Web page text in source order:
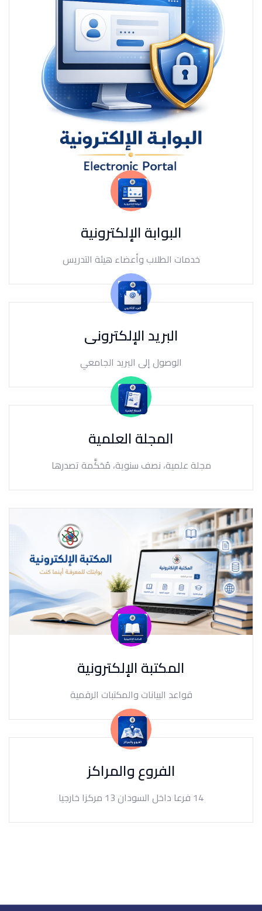
البوابة الإلكترونية
خدمات الطلاب وأعضاء هيئة التدريس
البريد الإلكترونى
الوصول إلى البريد الجامعي
المجلة العلمية
مجلة علمية، نصف سنوية، مُحَكَّمة تصدرها
المكتبة الإلكترونية
قواعد البيانات والمكتبات الرقمية
الفروع والمراكز
14 فرعا داخل السودان 13 مركزا خارجيا